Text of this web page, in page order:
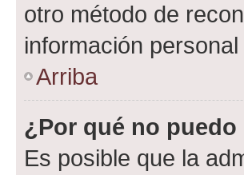
otro método de
información
Arriba
¿Por qué no
Es posible que la